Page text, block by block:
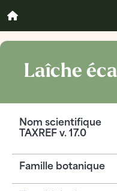
Laîche
Nom scientifique
TAXREF v. 17.0
Famille botanique